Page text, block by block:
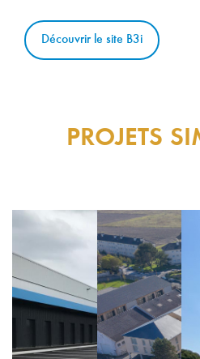
Découvrir le site B3i
PROJETS